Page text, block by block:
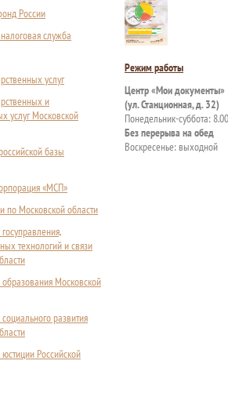
России
служба
услуг
и
услуг Московской
базы
«МСП»
по Московской области
технологий и связи
образования Московской
развития
Российской
Режим работы
Центр «Мои документы»
(ул. Станционная, д. 32)
Понедельник-суббота:
Без перерыва на обед
Воскресенье: выходной